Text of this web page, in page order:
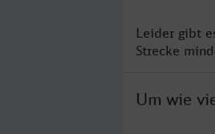
Leider gibt
Strecke
Um wie